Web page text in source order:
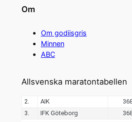
Om
Om godiisgris
Minnen
ABC
Allsvenska maratontabellen